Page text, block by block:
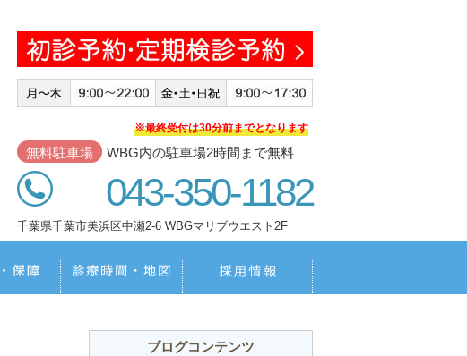
※最終受付は30分前までとなります
無料駐車場 WBG内の駐車場2時間まで無料
043-350-1182
千葉県千葉市美浜区中瀬2-6 WBGマリブウエスト2F
治療費・保証 診療時間・地図
ブログコンテンツ